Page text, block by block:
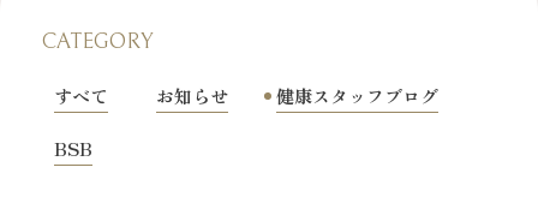
顎関節
CATEGORY
すべて お知らせ 健康スタッフブログ
BSB